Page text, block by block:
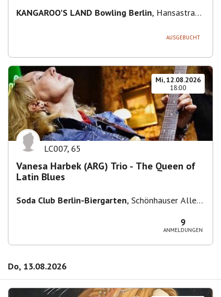
KANGAROO'S LAND Bowling Berlin, Hansastraße
AUSGEBUCHT
Mi, 12.08.2026
18:00
LC007, 65
Vanesa Harbek (ARG) Trio - The Queen of
Latin Blues
Soda Club Berlin-Biergarten, Schönhauser Allee
9
ANMELDUNGEN
Do, 13.08.2026